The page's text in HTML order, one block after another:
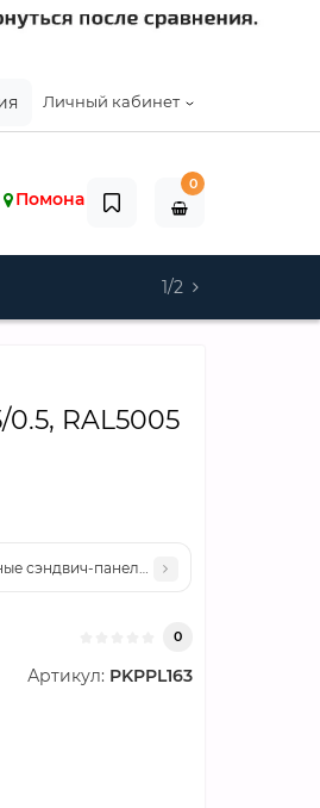
Личный кабинет
Помона
0
1/2
RAL5005
ширина 1000 мм, толщина 50 мм,
сэндвич-панели пенополистирол,
0
Артикул: PKPPL163